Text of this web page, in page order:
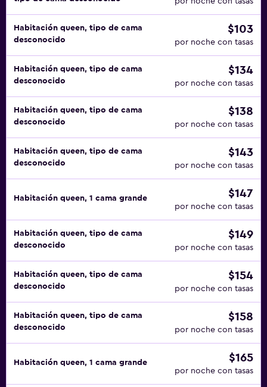
Habitación queen, tipo de cama
desconocido
$103
por noche con tasas
Habitación queen, tipo de cama
desconocido
$134
por noche con tasas
Habitación queen, tipo de cama
desconocido
$138
por noche con tasas
Habitación queen, tipo de cama
desconocido
$143
por noche con tasas
Habitación queen, 1 cama grande $147
por noche con tasas
Habitación queen, tipo de cama
desconocido
$149
por noche con tasas
Habitación queen, tipo de cama
desconocido
$154
por noche con tasas
Habitación queen, tipo de cama
desconocido
$158
por noche con tasas
Habitación queen, 1 cama grande $165
por noche con tasas